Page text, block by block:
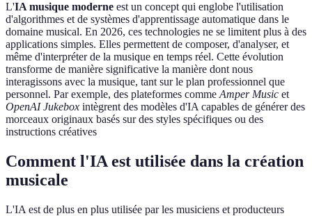
L'IA musique moderne est un concept qui englobe l'utilisation
d'algorithmes et de systèmes d'apprentissage automatique dans le
domaine musical. En 2026, ces technologies ne se limitent plus à des
applications simples. Elles permettent de composer, d'analyser, et
même d'interpréter de la musique en temps réel. Cette évolution
transforme de manière significative la manière dont nous
interagissons avec la musique, tant sur le plan professionnel que
personnel. Par exemple, des plateformes commeAmper Music et
OpenAI Jukebox intègrent des modèles d'IA capables de générer des
morceaux originaux basés sur des styles spécifiques ou des
instructions créatives
Comment l'IA est utilisée dans la création
musicale
L'IA est de plus en plus utilisée par les musiciens et producteurs